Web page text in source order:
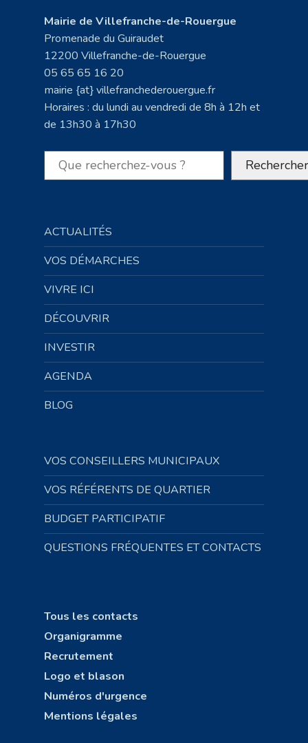
Mairie de Villefranche-de-Rouergue
Promenade du Guiraudet
12200 Villefranche-de-Rouergue
05 65 65 16 20
mairie {at} villefranchederouergue.fr
Horaires : du lundi au vendredi de 8h à 12h et
de 13h30 à 17h30
Rechercher Rechercher
ACTUALITÉS
VOS DÉMARCHES
VIVRE ICI
DÉCOUVRIR
INVESTIR
AGENDA
BLOG
VOS CONSEILLERS MUNICIPAUX
VOS RÉFÉRENTS DE QUARTIER
BUDGET PARTICIPATIF
QUESTIONS FRÉQUENTES ET CONTACTS
Tous les contacts
Organigramme
Recrutement
Logo et blason
Numéros d'urgence
Mentions légales